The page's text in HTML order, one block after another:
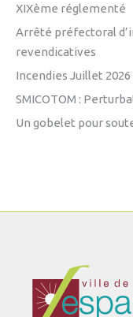
XIXème réglementé
Arrêté préfectoral
revendicatives
Incendies Juillet
SMICOTOM :
Un gobelet pour